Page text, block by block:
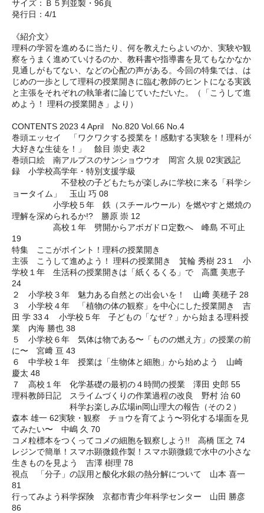
サイズ：Ｂ５判並製・96頁
発行日：4/1
《紹介文》
理科の学習を進めるに当たり、何を教えたらよいのか、実験や観
察をうまく進めていけるのか、教科書や指導書を見てもなかなか
見通しがもてない、などの心配の声がある。今回の特集では、は
じめの一歩として理科の授業開きに臨む教師のヒントになる実践
と主張をそれぞれの執筆者に論じていただいた。（「こうして進
めよう！ 理科の授業開き」より）
CONTENTS 2023 4 April No.820 Vol.66 No.4
巻頭エッセイ 「ワクワクする授業を！感動する実験を！理科が
大好きな生徒を！」 餘目 崇史 表2
巻頭口絵 南アルプスのサンショウウオ 岡宮 久規 02実践記
録 小学校高学年・特別支援学級
不登校の子どもたちが楽しみに学校に来る「科学シ
ョータイム」 玉山 巧 08
小学校５年 鉄（スチールウール）を燃やすと燃焼の
理解を深められるか!? 勝原 崇 12
高校１年 劈開からアボガドロ定数へ 峰島 不可止
19
特集 ここがポイント！理科の授業開き
主張 こうして進めよう！ 理科の授業開き 箕輪 秀樹 23１ 小
学校１年 ‌生活科の授業開きは「紙くるくる」で 高鷹 美恵子
24
２ 小学校３年 魅力ある自然との出会いを！ 山﨑 美穂子 28
３ 小学校４年 「植物の体の観察」を中心にした授業開き 吉
田 学 33４ 小学校５年 子どもの「なぜ？」から始まる理科授
業 内海 勝也 38
５ 小学校６年 気体は物である〜「ものの燃え方」の授業の前
に〜 宮﨑 亘 43
６ 中学校１年 授業は「生物体と細胞」から始めよう 山崎
慶太 48
７ 高校１年 化学基礎の最初の４時間の授業 澤田 史郎 55
理科教師日記 スライムづくりの作業過程の改良 野村 治 60
科学お楽しみ広場in岡山理大の報告（その２）
森本 雄一 62実験・観察 チョウを育てよう〜羽化する場面を見
てみたい〜 中嶋 久 70
コメ粒標本をつくってコメの細胞を観察しよう!! 高橋 匡之 74
レジンで簡単！スマホ顕微鏡作製！スマホ顕微鏡で水中の小さな
生きものを見よう 吉澤 樹理 78
視点 「分子」の誤用と酸化水銀の熱分解について 山本 喜一
81
行ってみよう科学探険 京都市青少年科学センター 山田 勝彦
86